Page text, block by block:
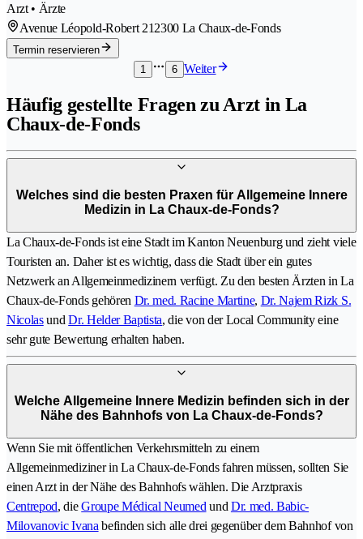
Arzt • Ärzte
Avenue Léopold-Robert 212300 La Chaux-de-Fonds
Termin reservieren
1
6 Weiter
Häufig gestellte Fragen zu Arzt in La
Chaux-de-Fonds
Welches sind die besten Praxen für Allgemeine Innere
Medizin in La Chaux-de-Fonds?
La Chaux-de-Fonds ist eine Stadt im Kanton Neuenburg und zieht viele
Touristen an. Daher ist es wichtig, dass die Stadt über ein gutes
Netzwerk an Allgemeinmedizinern verfügt. Zu den besten Ärzten in La
Chaux-de-Fonds gehören Dr. med. Racine Martine, Dr. Najem Rizk S.
NicolasundDr. Helder Baptista, die von der Local Community eine
sehr gute Bewertung erhalten haben.
Welche Allgemeine Innere Medizin befinden sich in der
Nähe des Bahnhofs von La Chaux-de-Fonds?
Wenn Sie mit öffentlichen Verkehrsmitteln zu einem
Allgemeinmediziner in La Chaux-de-Fonds fahren müssen, sollten Sie
einen Arzt in der Nähe des Bahnhofs wählen. Die Arztpraxis
Centrepod, dieGroupe Médical Neumed und Dr. med. Babic-
Milovanovic Ivana befinden sich alle drei gegenüber dem Bahnhof von